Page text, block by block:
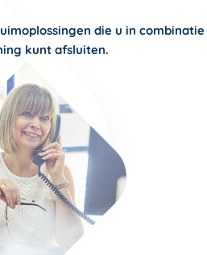
die u in combinatie
kunt afsluiten.